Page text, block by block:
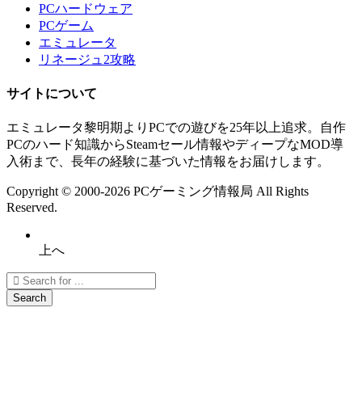
PCハードウェア
PCゲーム
エミュレータ
リネージュ2攻略
サイトについて
エミュレータ黎明期よりPCでの遊びを25年以上追求。自作
PCのハード知識からSteamセール情報やディープなMOD導
入術まで、長年の経験に基づいた情報をお届けします。
Copyright © 2000-2026 PCゲーミング情報局 All Rights
Reserved.
上へ